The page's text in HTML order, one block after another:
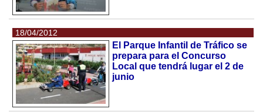
18/04/2012
El Parque Infantil de Tráfico se
prepara para el Concurso
Local que tendrá lugar el 2 de
junio